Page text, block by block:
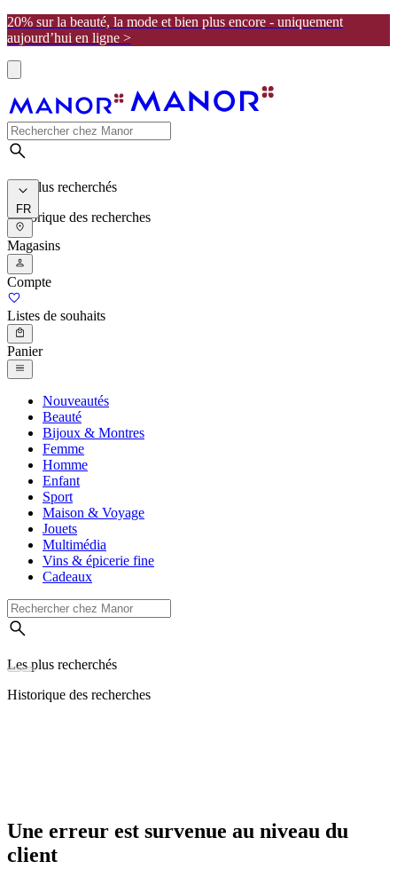
20% sur la beauté, la mode et bien plus encore - uniquement
aujourd’hui en ligne >
Les plus recherchés
Historique des recherches
FR
Magasins
Compte
Listes de souhaits
Panier
Nouveautés
Beauté
Bijoux & Montres
Femme
Homme
Enfant
Sport
Maison & Voyage
Jouets
Multimédia
Vins & épicerie fine
Cadeaux
Les plus recherchés
Historique des recherches
Une erreur est survenue au niveau du
client